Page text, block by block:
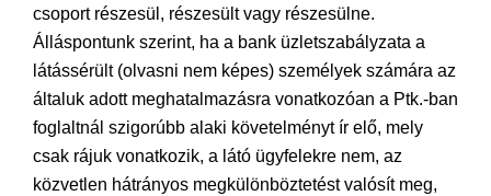
csoport részesül, részesült vagy részesülne.
Álláspontunk szerint, ha a bank üzletszabályzata a
látássérült (olvasni nem képes) személyek számára az
általuk adott meghatalmazásra vonatkozóan a Ptk.-ban
foglaltnál szigorúbb alaki követelményt ír elő, mely
csak rájuk vonatkozik, a látó ügyfelekre nem, az
közvetlen hátrányos megkülönböztetést valósít meg,